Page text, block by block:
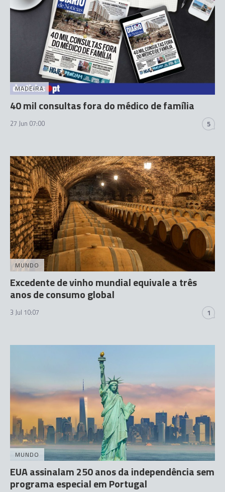
MADEIRA
40 mil consultas fora do médico de família
27 Jun 07:00 5
MUNDO
Excedente de vinho mundial equivale a três
anos de consumo global
3 Jul 10:07 1
MUNDO
EUA assinalam 250 anos da independência sem
programa especial em Portugal